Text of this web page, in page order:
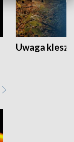
Uwaga